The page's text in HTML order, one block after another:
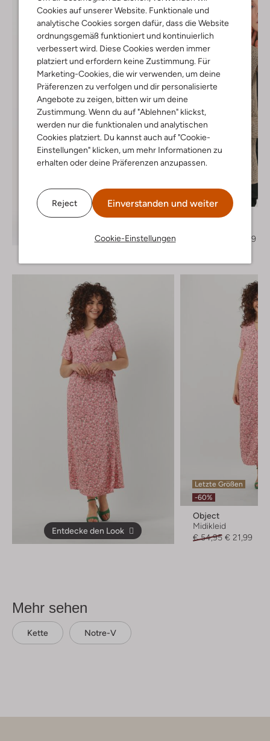
Cookies auf unserer Website. Funktionale und
analytische Cookies sorgen dafür, dass die Website
ordnungsgemäß funktioniert und kontinuierlich
verbessert wird. Diese Cookies werden immer
platziert und erfordern keine Zustimmung. Für
Marketing-Cookies, die wir verwenden, um deine
Präferenzen zu verfolgen und dir personalisierte
Angebote zu zeigen, bitten wir um deine
Zustimmung. Wenn du auf "Ablehnen" klickst,
werden nur die funktionalen und analytischen
Cookies platziert. Du kannst auch auf "Cookie-
Einstellungen" klicken, um mehr Informationen zu
erhalten oder deine Präferenzen anzupassen.
Reject Einverstanden und weiter
Cookie-Einstellungen
-50%
Drykorn
€ 79,99
Entdecke den Look
Letzte Größen
-60%
Object
Midikleid
€ 54,95 € 21,99
Mehr sehen
Kette Notre-V